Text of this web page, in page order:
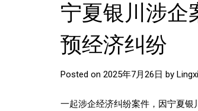
宁夏银川涉企
预经济纠纷
Posted on 2025年7月26日 by
一起涉企经济纠纷案件，因宁夏